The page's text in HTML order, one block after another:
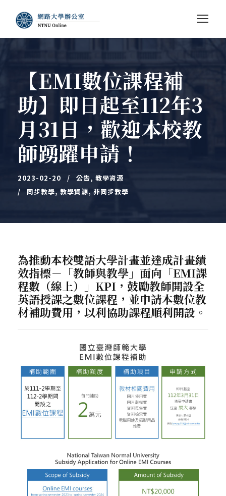
【EMI數位課程補
助】即日起至112年3
月31日，歡迎本校教
師踴躍申請！
2023-02-20 公告, 教學資源
同步教學, 教學資源, 非同步教學
為推動本校雙語大學計畫並達成計畫績
效指標－「教師與教學」面向「EMI課
程數（線上）」KPI，鼓勵教師開設全
英語授課之數位課程，並申請本數位教
材補助費用，以利協助課程順利開設。